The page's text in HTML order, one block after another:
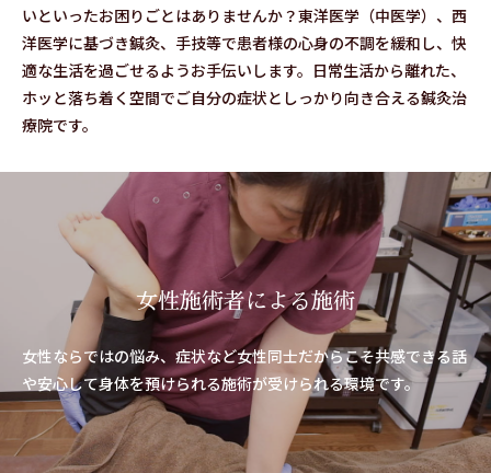
いといったお困りごとはありませんか？東洋医学（中医学）、西
洋医学に基づき鍼灸、手技等で患者様の心身の不調を緩和し、快
適な生活を過ごせるようお手伝いします。 日常生活から離れた、
ホッと落ち着く空間でご自分の症状としっかり向き合える鍼灸治
療院です。
女性施術者による施術
女性ならではの悩み、症状など女性同士だからこそ共感できる話
や安心して身体を預けられる施術が受けられる環境です。